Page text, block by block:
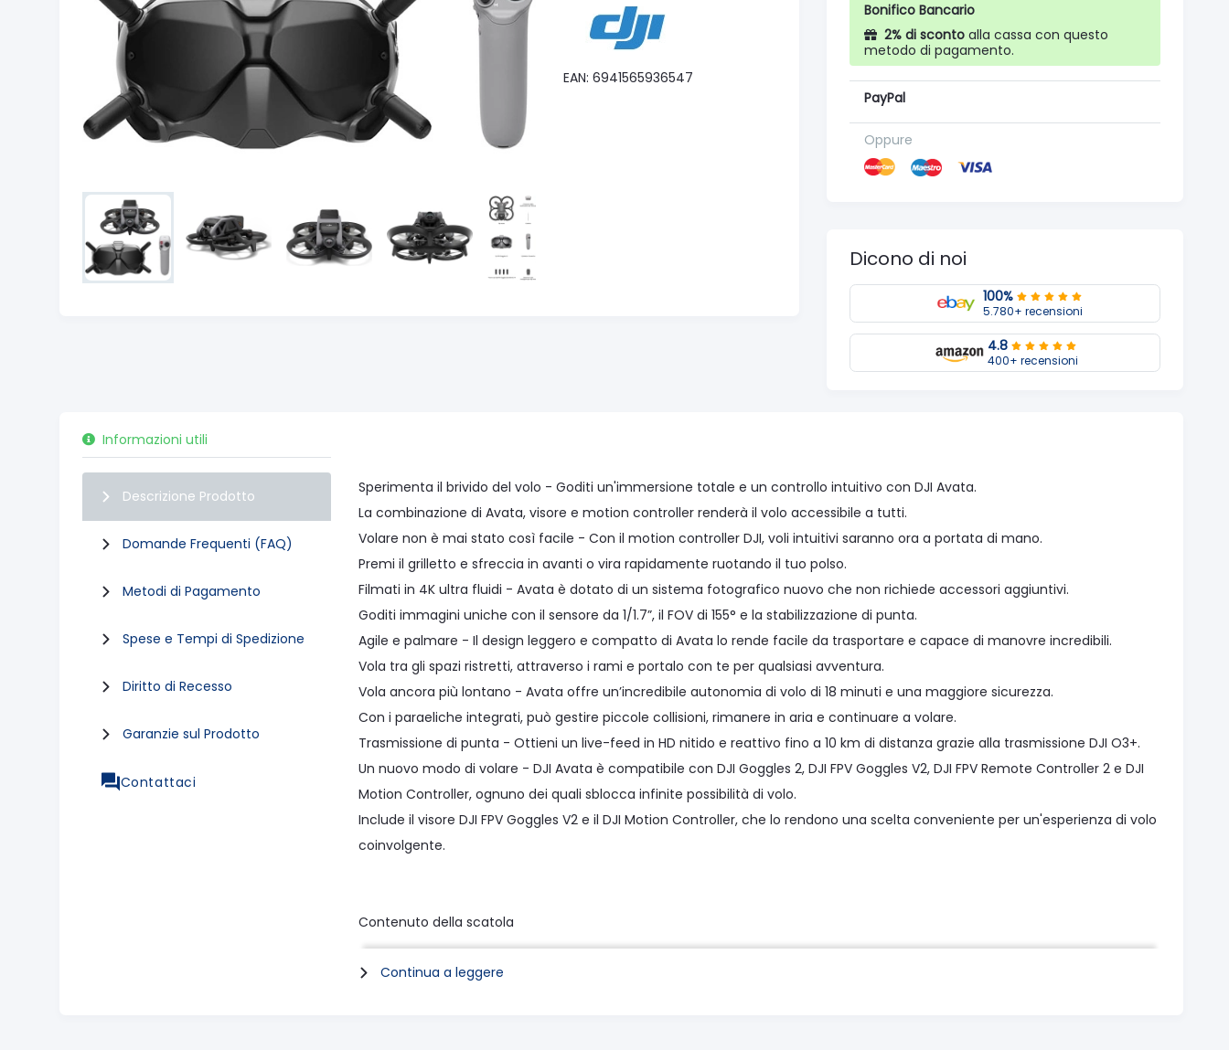
EAN: 6941565936547
Bonifico Bancario
2% di sconto alla cassa con questo
metodo di pagamento.
PayPal
Oppure
Dicono di noi
100%
5.780+ recensioni
4.8
400+ recensioni
Informazioni utili
Descrizione Prodotto
Domande Frequenti (FAQ)
Metodi di Pagamento
Spese e Tempi di Spedizione
Diritto di Recesso
Garanzie sul Prodotto
Contattaci
Sperimenta il brivido del volo - Goditi un'immersione totale e un controllo intuitivo con DJI Avata.
La combinazione di Avata, visore e motion controller renderà il volo accessibile a tutti.
Volare non è mai stato così facile - Con il motion controller DJI, voli intuitivi saranno ora a portata di mano.
Premi il grilletto e sfreccia in avanti o vira rapidamente ruotando il tuo polso.
Filmati in 4K ultra fluidi - Avata è dotato di un sistema fotografico nuovo che non richiede accessori aggiuntivi.
Goditi immagini uniche con il sensore da 1/1.7”, il FOV di 155° e la stabilizzazione di punta.
Agile e palmare - Il design leggero e compatto di Avata lo rende facile da trasportare e capace di manovre incredibili.
Vola tra gli spazi ristretti, attraverso i rami e portalo con te per qualsiasi avventura.
Vola ancora più lontano - Avata offre un’incredibile autonomia di volo di 18 minuti e una maggiore sicurezza.
Con i paraeliche integrati, può gestire piccole collisioni, rimanere in aria e continuare a volare.
Trasmissione di punta - Ottieni un live-feed in HD nitido e reattivo fino a 10 km di distanza grazie alla trasmissione DJI O3+.
Un nuovo modo di volare - DJI Avata è compatibile con DJI Goggles 2, DJI FPV Goggles V2, DJI FPV Remote Controller 2 e DJI
Motion Controller, ognuno dei quali sblocca infinite possibilità di volo.
Include il visore DJI FPV Goggles V2 e il DJI Motion Controller, che lo rendono una scelta conveniente per un'esperienza di volo
coinvolgente.
Contenuto della scatola
DJI Avata ×1
Continua a leggere